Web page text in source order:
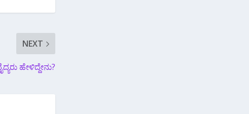
NEXT
ಹೇಳಿದ್ದೇನು?